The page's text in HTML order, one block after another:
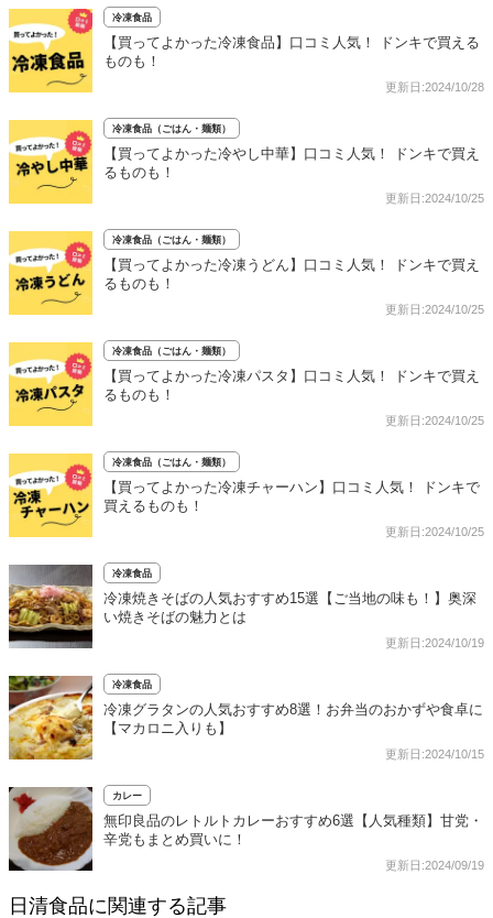
冷凍食品
【買ってよかった冷凍食品】口コミ人気！ ドンキで買える
ものも！
更新日:2024/10/28
冷凍食品（ごはん・麺類）
【買ってよかった冷やし中華】口コミ人気！ ドンキで買え
るものも！
更新日:2024/10/25
冷凍食品（ごはん・麺類）
【買ってよかった冷凍うどん】口コミ人気！ ドンキで買え
るものも！
更新日:2024/10/25
冷凍食品（ごはん・麺類）
【買ってよかった冷凍パスタ】口コミ人気！ ドンキで買え
るものも！
更新日:2024/10/25
冷凍食品（ごはん・麺類）
【買ってよかった冷凍チャーハン】口コミ人気！ ドンキで
買えるものも！
更新日:2024/10/25
冷凍食品
冷凍焼きそばの人気おすすめ15選【ご当地の味も！】奥深
い焼きそばの魅力とは
更新日:2024/10/19
冷凍食品
冷凍グラタンの人気おすすめ8選！お弁当のおかずや食卓に
【マカロニ入りも】
更新日:2024/10/15
カレー
無印良品のレトルトカレーおすすめ6選【人気種類】甘党・
辛党もまとめ買いに！
更新日:2024/09/19
日清食品に関連する記事